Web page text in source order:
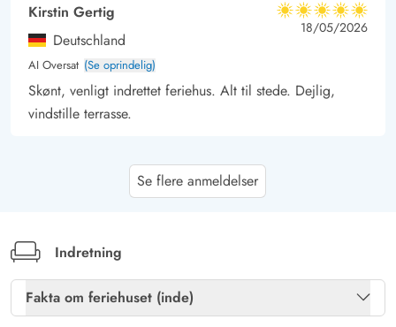
Kirstin Gertig
Deutschland
AI Oversat (Se oprindelig)
5 ud af 5
5 ud af 5
5 out of 5
18/05/2026
Skønt, venligt indrettet feriehus. Alt til stede. Dejlig,
vindstille terrasse.
Meget fint hus, men for lille til 6 personer.
Gast
4 ud af 5
4 ud af 5
4 out of 5
25/10/2025
Se flere anmeldelser
Indretning
Fakta om feriehuset (inde)